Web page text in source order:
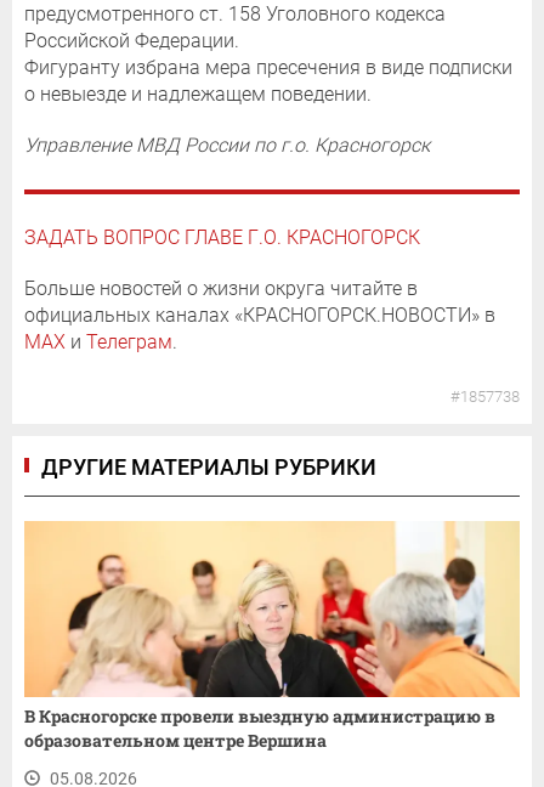
предусмотренного ст. 158 Уголовного кодекса
Российской Федерации.
Фигуранту избрана мера пресечения в виде подписки
о невыезде и надлежащем поведении.
Управление МВД России по г.о. Красногорск
ЗАДАТЬ ВОПРОС ГЛАВЕ Г.О. КРАСНОГОРСК
Больше новостей о жизни округа читайте в
официальных каналах «КРАСНОГОРСК.НОВОСТИ» в
MAX и Телеграм.
#1857738
ДРУГИЕ МАТЕРИАЛЫ РУБРИКИ
В Красногорске провели выездную администрацию в
образовательном центре Вершина
05.08.2026